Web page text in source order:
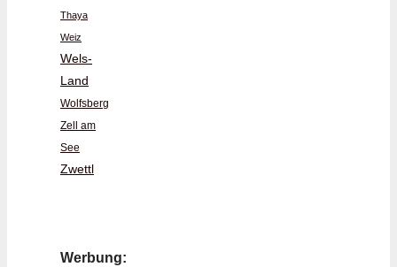
Thaya
Weiz
Wels-
Land
Wolfsberg
Zell am
See
Zwettl
Werbung: